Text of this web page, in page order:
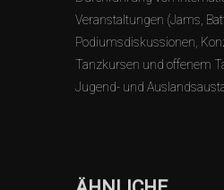
Veranstaltungen (Jams,
Podiumsdiskussionen,
Tanzkursen und offenem
Jugend- und